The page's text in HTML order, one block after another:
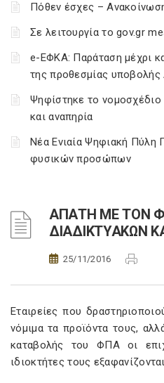
Πόθεν έσχες –
Σε λειτουργία το gov.gr
e-ΕΦΚΑ: Παράταση μέχρι
της προθεσμίας
Ψηφίστηκε το νομοσχέδιο
και αναπηρία
Νέα Ενιαία Ψηφιακή
φυσικών προσώπων
ΑΠΑΤΗ ΜΕ ΤΟΝ
ΔΙΑΔΙΚΤΥΑΚΩΝ
25/11/2016
Εταιρείες που
νόμιμα τα προϊόντα τους,
καταβολής του ΦΠΑ οι
ιδιοκτήτες τους